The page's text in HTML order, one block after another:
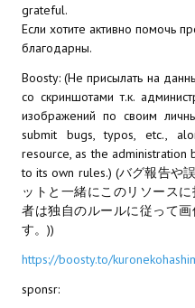
Mass Effect 2
Моды
Divinity Original Sin
Dragon Age: Origins
Dragon Age 2
grateful.
Если хотите активно помочь
благодарны.
Boosty: (Не присылать на
со скриншотами т.к.
изображений по своим
submit bugs, typos, etc.,
resource, as the administration
to its own rules.) (バグ報告や
ットと一緒にこのリソース
者は独自のルールに従って
す。))
https://boosty.to/
sponsr: